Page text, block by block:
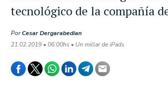
tecnológico de la compañía
PorCesar Dergarabedian
21.02.2019 • 06:00hs • Un millar de iPads